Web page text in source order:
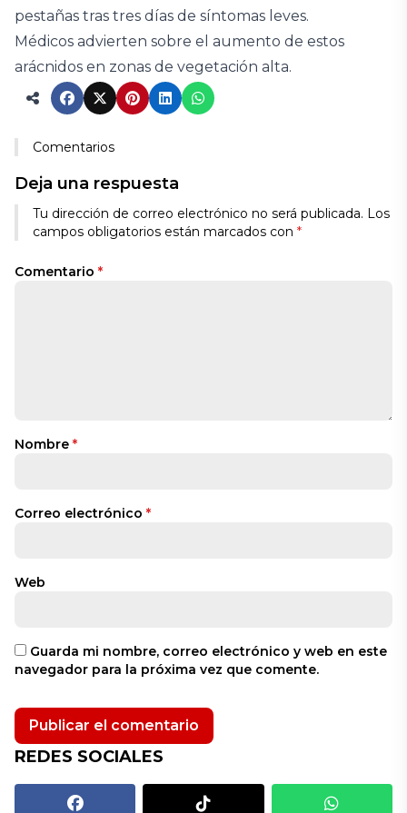
pestañas tras tres días de síntomas leves.
Médicos advierten sobre el aumento de estos
arácnidos en zonas de vegetación alta.
Comentarios
Deja una respuesta
Tu dirección de correo electrónico no será publicada. Los
campos obligatorios están marcados con *
Comentario *
Nombre *
Correo electrónico *
Web
Guarda mi nombre, correo electrónico y web en este
navegador para la próxima vez que comente.
REDES SOCIALES